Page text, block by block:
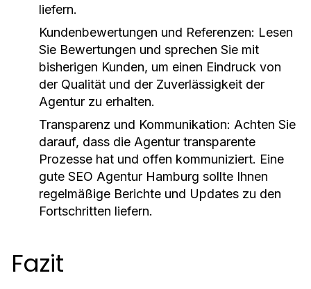
liefern.
Kundenbewertungen und Referenzen: Lesen
Sie Bewertungen und sprechen Sie mit
bisherigen Kunden, um einen Eindruck von
der Qualität und der Zuverlässigkeit der
Agentur zu erhalten.
Transparenz und Kommunikation: Achten Sie
darauf, dass die Agentur transparente
Prozesse hat und offen kommuniziert. Eine
gute SEO Agentur Hamburg sollte Ihnen
regelmäßige Berichte und Updates zu den
Fortschritten liefern.
Fazit